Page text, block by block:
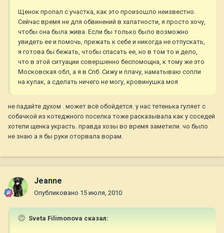
Щенок пропал с участка, как это произошло неизвестно.
Сейчас время не для обвинений в халатности, я просто хочу,
чтобы она была жива. Если бы только было возможно
увидеть ее и помочь, прижать к себе и никогда не отпускать,
я готова бы бежать, чтобы спасать ее, но в том то и дело,
что в этой ситуации совершенно беспомощна, к тому же это
Московская обл, а я в Спб. Сижу и плачу, наматываю сопли
на кулак, а сделать ничего не могу, кровинушка моя
не падайте духом . может всё обойдется. у нас тетенька гуляет с
собачкой из котеджного поселка тоже расказывала как у соседей
хотели щенка украсть. правда хозы во время заметили. чо было
не знаю а я бы руки оторвала ворам.
Jeanne
Опубликовано 15 июля, 2010
Sveta Filimonova сказал: